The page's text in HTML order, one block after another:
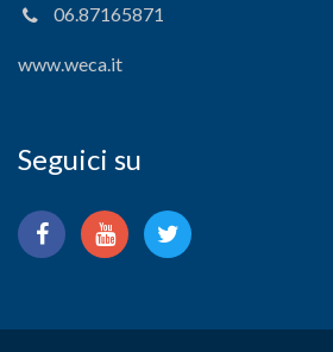
06.87165871
www.weca.it
Seguici su